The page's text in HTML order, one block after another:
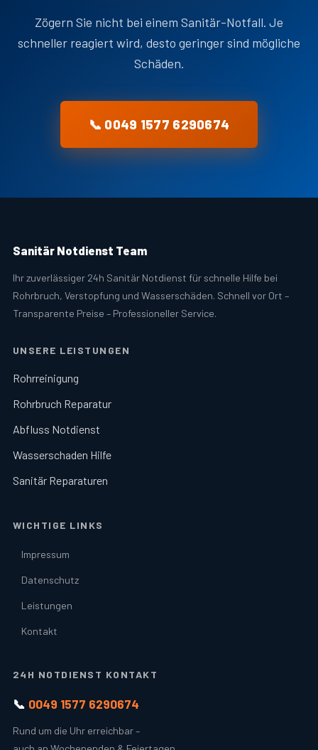
Zögern Sie nicht bei einem Sanitär-Notfall. Je
schneller reagiert wird, desto geringer sind mögliche
Schäden.
📞 0049 1577 6290674
Sanitär Notdienst Team
Ihr zuverlässiger 24h Sanitär Notdienst für schnelle Hilfe bei
Rohrbruch, Verstopfung und Wasserschäden. Schnell vor Ort –
Transparente Preise – Professioneller Service.
UNSERE LEISTUNGEN
Rohrreinigung
Rohrbruch Reparatur
Abfluss Notdienst
Wasserschaden Hilfe
Sanitär Reparaturen
WICHTIGE LINKS
Impressum
Datenschutz
Leistungen
Kontakt
24H NOTDIENST KONTAKT
📞 0049 1577 6290674
Rund um die Uhr erreichbar –